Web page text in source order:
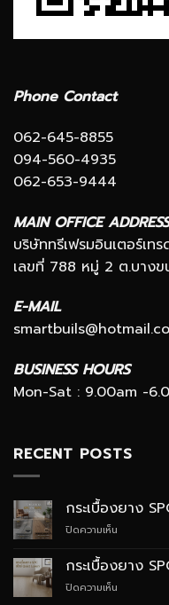
Phone Contact
062-645-8855
094-560-4935
062-653-9444
MAIN OFFICE ADDRESS
บริษัททรีเฟรมอินเตอร์เท
เลขที่ 788 หมู่ 2 ต.บางข
E-MAIL
BUSINESS HOURS
Mon-Sat : 9.00am -
RECENT POSTS
กระเบื้องยาง
ปิดความเห็น
ยาง
SPC
กระเบื้องยาง
ปิดความเห็น